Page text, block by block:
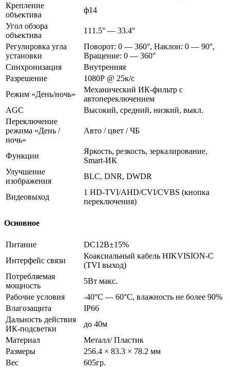
Крепление
объектива
ф14
Угол обзора
объектива
111.5° — 33.4°
Регулировка угла
установки
Поворот: 0 — 360°, Наклон: 0 — 90°,
Вращение: 0 — 360°
Синхронизация
Внутренняя
Разрешение
1080Р @ 25к/с
Режим «День/ночь»
Механический ИК-фильтр с
автопереключением
AGC
Высокий, средний, низкий, выкл.
Переключение
режима «День /
ночь»
Авто / цвет / ЧБ
Функции
Яркость, резкость, зеркалирование,
Smart-ИК
Улучшение
изображения
BLC, DNR, DWDR
Видеовыход
1 HD-TVI/AHD/CVI/CVBS (кнопка
переключения)
Основное
Питание
DC12В±15%
Интерфейс связи
Коаксиальный кабель HIKVISION-C
(TVI выход)
Потребляемая
мощность
5Вт макс.
Рабочие условия
-40°С — 60°С, влажность не более 90%
Влагозащита
IP66
Дальность действия
ИК-подсветки
до 40м
Материал
Металл/ Пластик
Размеры
256.4 × 83.3 × 78.2 мм
Вес
605гр.